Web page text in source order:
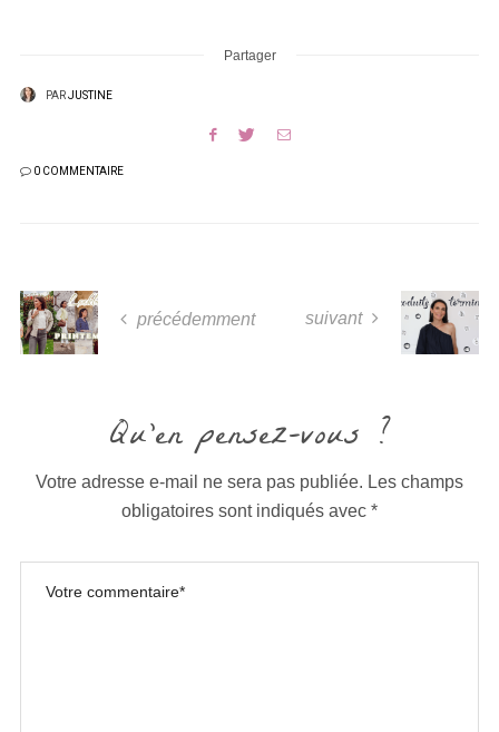
Partager
PARJUSTINE
0 COMMENTAIRE
précédemment suivant
Qu'en pensez-vous ?
Votre adresse e-mail ne sera pas publiée. Les champs
obligatoires sont indiqués avec *